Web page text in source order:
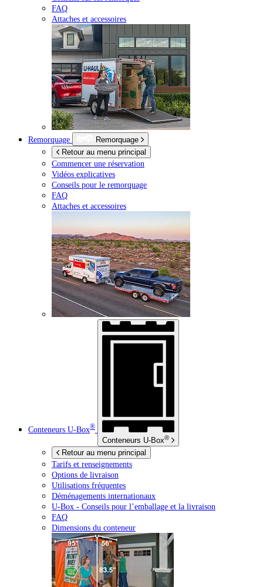
FAQ
Attaches et accessoires
Remorquage
Remorquage
Retour au menu principal
Commencer une réservation
Vidéos explicatives
Conseils pour le remorquage
FAQ
Attaches et accessoires
Conteneurs U-Box®
Conteneurs U-Box®
Retour au menu principal
Tarifs et renseignements
Options de livraison
Utilisations fréquentes
Déménagements internationaux
U-Box - Conseils pour l’emballage et la livraison
FAQ
Dimensions du conteneur